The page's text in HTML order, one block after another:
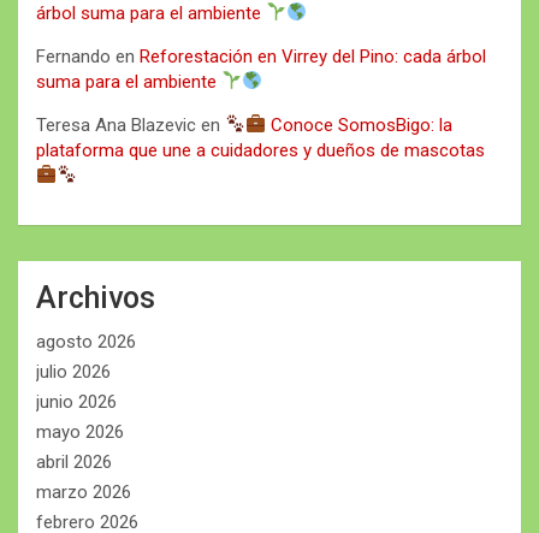
árbol suma para el ambiente
Fernando en Reforestación en Virrey del Pino: cada árbol
suma para el ambiente
Teresa Ana Blazevic en
Conoce SomosBigo: la
plataforma que une a cuidadores y dueños de mascotas
Archivos
agosto 2026
julio 2026
junio 2026
mayo 2026
abril 2026
marzo 2026
febrero 2026